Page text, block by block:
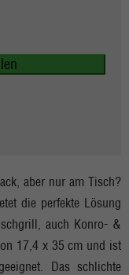
aber nur am Tisch?
die perfekte Lösung
auch Konro- &
17,4 x 35 cm und ist
Das schlichte